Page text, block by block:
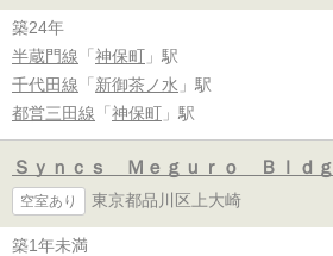
築24年
半蔵門線 「 神保町 」駅
千代田線 「 新御茶ノ水 」駅
都営三田線 「 神保町 」駅
Ｓｙｎｃｓ Ｍｅｇｕｒｏ Ｂｌｄｇ
空室あり 東京都品川区上大崎
築1年未満